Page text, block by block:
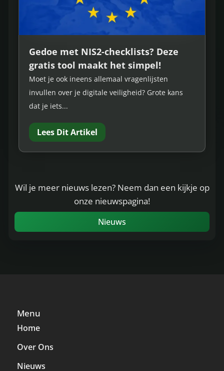
Gedoe met NIS2-checklists? Deze
gratis tool maakt het simpel!
Moet je ook ineens allemaal vragenlijsten
invullen over je digitale veiligheid? Grote kans
dat je iets...
Lees Dit Artikel
Wil je meer nieuws lezen? Neem dan een kijkje op
onze nieuwspagina!
Nieuws
Menu
Home
Over Ons
Nieuws